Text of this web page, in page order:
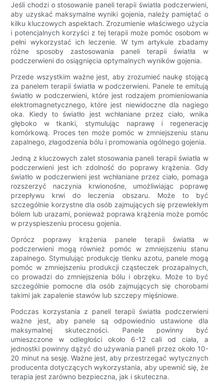
Jeśli chodzi o stosowanie paneli terapii światła podczerwieni,
aby uzyskać maksymalne wyniki gojenia, należy pamiętać o
kilku kluczowych aspektach. Zrozumienie właściwego użycia
i potencjalnych korzyści z tej terapii może pomóc osobom w
pełni wykorzystać ich leczenie. W tym artykule zbadamy
różne sposoby zastosowania paneli terapii światła w
podczerwieni do osiągnięcia optymalnych wyników gojenia.
Przede wszystkim ważne jest, aby zrozumieć naukę stojącą
za panelem terapii światła w podczerwieni. Panele te emitują
światło w podczerwieni, które jest rodzajem promieniowania
elektromagnetycznego, które jest niewidoczne dla nagiego
oka. Kiedy to światło jest wchłaniane przez ciało, wnika
głęboko w tkanki, stymulując naprawę i regenerację
komórkową. Proces ten może pomóc w zmniejszeniu stanu
zapalnego, złagodzenia bólu i promowania ogólnego gojenia.
Jedną z kluczowych zalet stosowania paneli terapii światła w
podczerwieni jest ich zdolność do poprawy krążenia. Gdy
światło w podczerwieni jest wchłaniane przez ciało, pomaga
rozszerzyć naczynia krwionośne, umożliwiając poprawę
przepływu krwi do leczenia obszaru. Może to być
szczególnie korzystne dla osób zajmujących się przewlekłym
bólem lub urazami, ponieważ poprawa krążenia może pomóc
w przyspieszeniu procesu gojenia.
Oprócz poprawy krążenia panele terapii światła w
podczerwieni mogą również pomóc w zmniejszeniu stanu
zapalnego. Stymulując produkcję tlenku azotu, panele mogą
pomóc w zmniejszeniu produkcji cząsteczek prozapalnych,
co prowadzi do zmniejszenia bólu i obrzęku. Może to być
szczególnie pomocne dla osób zajmujących się chorobami
takimi jak zapalenie stawów lub szczepy mięśniowe.
Podczas korzystania z paneli terapii światła podczerwieni
ważne jest, aby panele są odpowiednio ustawione dla
maksymalnej skuteczności. Panele powinny być
umieszczone w odległości około 6-12 cali od ciała, a
jednostki powinny dążyć do używania paneli przez około 10-
20 minut na sesję. Ważne jest, aby przestrzegać wytycznych
producenta dotyczących wykorzystania, aby upewnić się, że
terapia jest zarówno bezpieczna, jak i skuteczna.